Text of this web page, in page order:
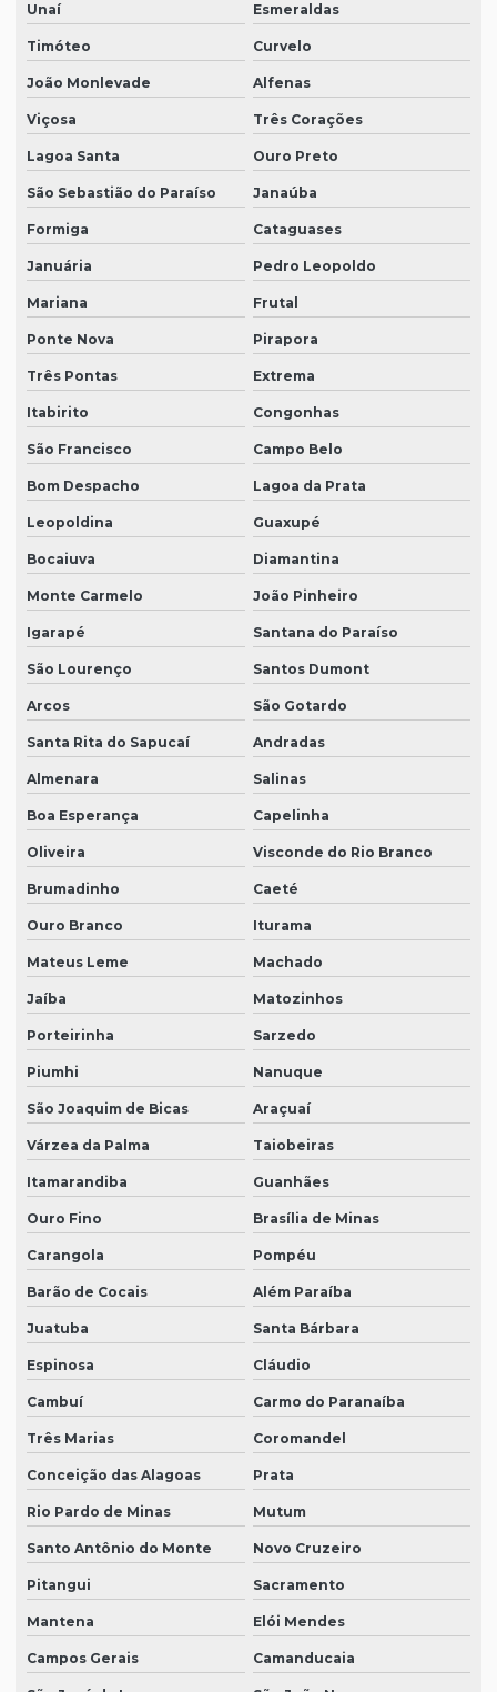
Unaí Esmeraldas
Timóteo Curvelo
João Monlevade Alfenas
Viçosa Três Corações
Lagoa Santa Ouro Preto
São Sebastião do Paraíso Janaúba
Formiga Cataguases
Januária Pedro Leopoldo
Mariana Frutal
Ponte Nova Pirapora
Três Pontas Extrema
Itabirito Congonhas
São Francisco Campo Belo
Bom Despacho Lagoa da Prata
Leopoldina Guaxupé
Bocaiuva Diamantina
Monte Carmelo João Pinheiro
Igarapé Santana do Paraíso
São Lourenço Santos Dumont
Arcos São Gotardo
Santa Rita do Sapucaí Andradas
Almenara Salinas
Boa Esperança Capelinha
Oliveira Visconde do Rio Branco
Brumadinho Caeté
Ouro Branco Iturama
Mateus Leme Machado
Jaíba Matozinhos
Porteirinha Sarzedo
Piumhi Nanuque
São Joaquim de Bicas Araçuaí
Várzea da Palma Taiobeiras
Itamarandiba Guanhães
Ouro Fino Brasília de Minas
Carangola Pompéu
Barão de Cocais Além Paraíba
Juatuba Santa Bárbara
Espinosa Cláudio
Cambuí Carmo do Paranaíba
Três Marias Coromandel
Conceição das Alagoas Prata
Rio Pardo de Minas Mutum
Santo Antônio do Monte Novo Cruzeiro
Pitangui Sacramento
Mantena Elói Mendes
Campos Gerais Camanducaia